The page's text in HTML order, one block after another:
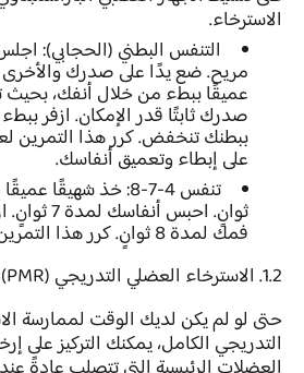
الاسترخاء.
التنفس البطني (الحجابي):
مريح. ضع يدًا على صدرك
عميقًا ببطء من خلال أنفك، بحيث
صدرك ثابتًا قدر الإمكان. ازفر
ببطنك تنخفض. كرر هذا التمرين
على إبطاء وتعميق أنفاسك.
تنفس 4-7-8:
ثوانٍ. احبس
فمك لمدة 8 ثوانٍ. كرر هذا التمرين عدة مرات.
1.2. الاسترخاء العضلي التدريجي (PMR) السريع:
حتى لو لم يكن لديك الوقت لممارسة
التدريجي الكامل، يمكنك التركيز على